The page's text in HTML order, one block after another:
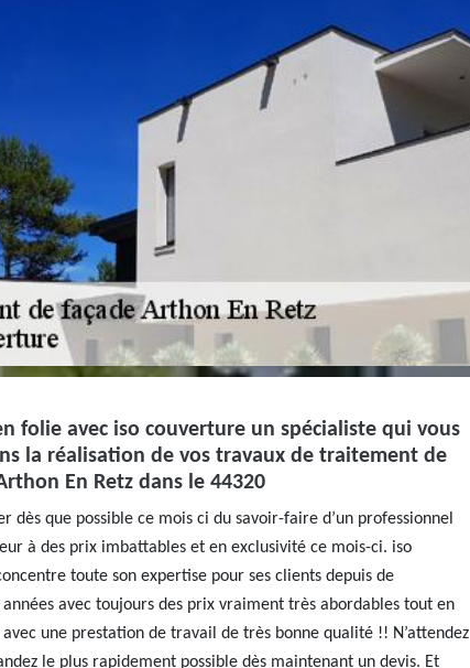
folie avec iso couverture un spécialiste qui vous
la réalisation de vos travaux de traitement de
En Retz dans le 44320
dès que possible ce mois ci du savoir-faire d’un professionnel
à des prix imbattables et en exclusivité ce mois-ci. iso
toute son expertise pour ses clients depuis de
années avec toujours des prix vraiment très abordables tout en
une prestation de travail de très bonne qualité !! N’attendez
le plus rapidement possible dès maintenant un devis. Et